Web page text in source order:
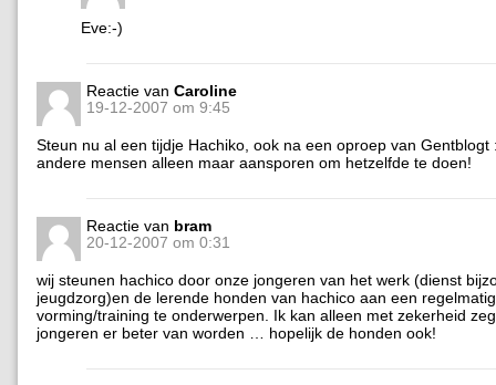
Eve:-)
Reactie van Caroline
19-12-2007 om 9:45
Steun nu al een tijdje Hachiko, ook na een oproep van Gentblogt
andere mensen alleen maar aansporen om hetzelfde te doen!
Reactie van bram
20-12-2007 om 0:31
wij steunen hachico door onze jongeren van het werk (dienst
jeugdzorg)en de lerende honden van hachico aan een
vorming/training te onderwerpen. Ik kan alleen met zekerheid
jongeren er beter van worden … hopelijk de honden ook!